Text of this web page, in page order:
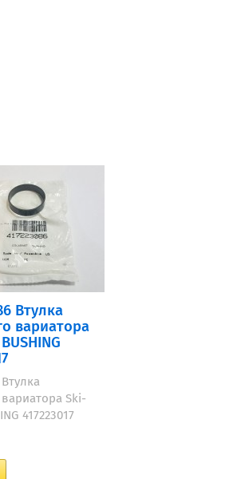
Втулка
вариатора
Втулка
Ski-
417223017